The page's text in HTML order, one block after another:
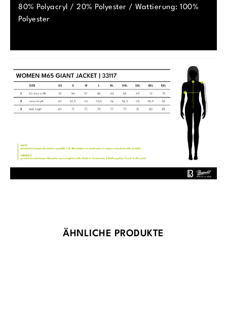
80% Polyacryl / 20% Polyester / Wattierung: 100%
Polyester
Produktgalerie überspringen
ÄHNLICHE PRODUKTE